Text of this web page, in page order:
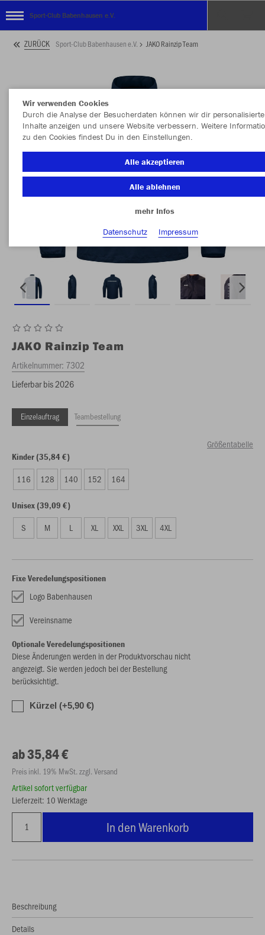
Sport-Club Babenhausen e.V.
ZURÜCK Sport-Club Babenhausen e.V. JAKO Rainzip Team
JAKO Rainzip Team
Artikelnummer: 7302
Lieferbar bis 2026
Einzelauftrag Teambestellung
Größentabelle
Kinder (35,84 €)
116 128 140 152 164
Unisex (39,09 €)
S M L XL XXL 3XL 4XL
Fixe Veredelungspositionen
Logo Babenhausen
Vereinsname
Optionale Veredelungspositionen
Diese Änderungen werden in der Produktvorschau nicht
angezeigt. Sie werden jedoch bei der Bestellung
berücksichtigt.
Kürzel (+5,90 €)
ab 35,84 €
Preis inkl. 19% MwSt. zzgl. Versand
Artikel sofort verfügbar
Lieferzeit: 10 Werktage
In den Warenkorb
Beschreibung
Details
Wir verwenden Cookies
Durch die Analyse der Besucherdaten können wir dir personalisierte
Inhalte anzeigen und unsere Website verbessern. Weitere
zu den Cookies findest Du in den Einstellungen.
Alle akzeptieren
Alle ablehnen
mehr Infos
Datenschutz
Impressum